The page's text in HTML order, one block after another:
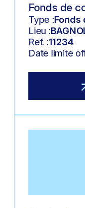
Fonds de
Type :Fonds
Lieu :
Ref. :11234
Date limite